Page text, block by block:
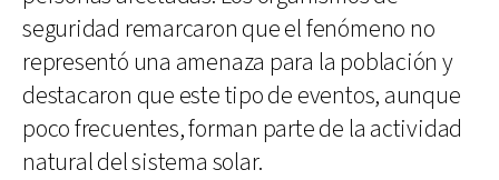
seguridad remarcaron que el fenómeno no
representó una amenaza para la población y
destacaron que este tipo de eventos, aunque
poco frecuentes, forman parte de la actividad
natural del sistema solar.